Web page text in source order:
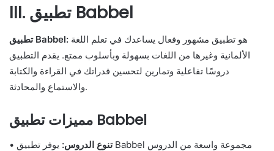
III. تطبيق Babbel
تطبيق Babbel:
الألمانية وغيرها من اللغات بسهولة وبأسلوب ممتع. يقدم التطبيق
دروسًا تفاعلية وتمارين لتحسين قدراتك في القراءة والكتابة
والاستماع والمحادثة.
مميزات تطبيق Babbel
• تنوع الدروس: يوفر تطبيق Babbel مجموعة واسعة من الدروس